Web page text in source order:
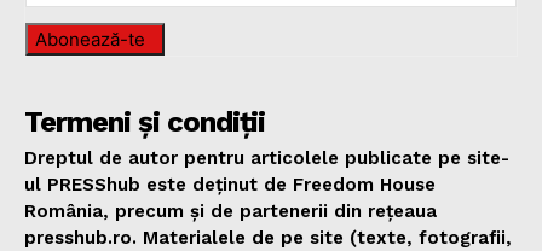
Abonează-te
Termeni și condiții
Dreptul de autor pentru articolele publicate pe site-
ul PRESShub este deținut de Freedom House
România, precum și de partenerii din rețeaua
presshub.ro. Materialele de pe site (texte, fotografii,